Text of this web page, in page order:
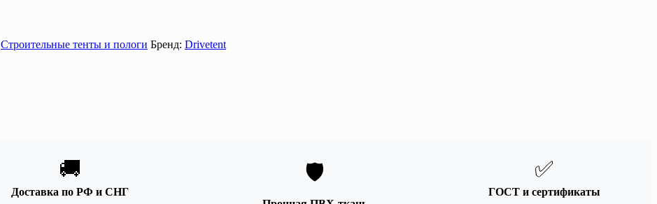
Строительные тенты и пологи Бренд: Drivetent
🚚
Доставка по РФ и СНГ
🛡️ ✅
ГОСТ и сертификаты